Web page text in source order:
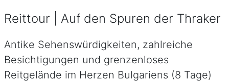
Reittour | Auf den Spuren der Thraker
Antike Sehenswürdigkeiten, zahlreiche
Besichtigungen und grenzenloses
Reitgelände im Herzen Bulgariens (8 Tage)